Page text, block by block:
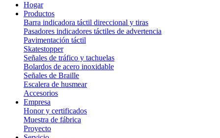
Hogar
Productos
Barra indicadora táctil direccional y tiras
Pasadores indicadores táctiles de advertencia
Pavimentación táctil
Skatestopper
Señales de tráfico y tachuelas
Bolardos de acero inoxidable
Señales de Braille
Escalera de husmear
Accesorios
Empresa
Honor y certificados
Muestra de fábrica
Proyecto